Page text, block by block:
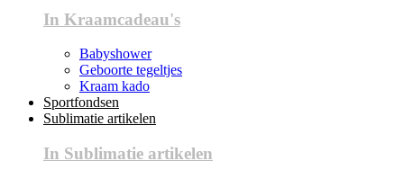
In Kraamcadeau's
Babyshower
Geboorte tegeltjes
Kraam kado
Sportfondsen
Sublimatie artikelen
In Sublimatie artikelen